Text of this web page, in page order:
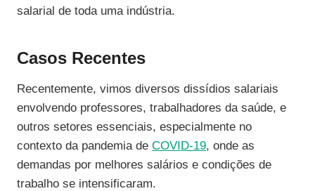
salarial de toda uma indústria.
Casos Recentes
Recentemente, vimos diversos dissídios salariais
envolvendo professores, trabalhadores da saúde, e
outros setores essenciais, especialmente no
contexto da pandemia de COVID-19, onde as
demandas por melhores salários e condições de
trabalho se intensificaram.